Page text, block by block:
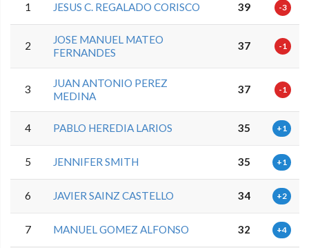
1 JESUS C. REGALADO CORISCO 39 -3
2
JOSE MANUEL MATEO
FERNANDES
37 -1
3
JUAN ANTONIO PEREZ
MEDINA
37 -1
4 PABLO HEREDIA LARIOS 35 +1
5 JENNIFER SMITH 35 +1
6 JAVIER SAINZ CASTELLO 34 +2
7 MANUEL GOMEZ ALFONSO 32 +4